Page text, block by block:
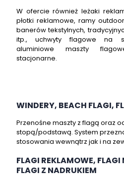
W ofercie również leżaki
płotki reklamowe, ramy
banerów tekstylnych,
itp., uchwyty flagowe na
aluminiowe maszty
stacjonarne.
WINDERY, BEACH FLAGI,
Przenośne maszty z flagą oraz
stopą/podstawą. System
stosowania wewnątrz jak i na
FLAGI REKLAMOWE,
FLAGI Z NADRUKIEM